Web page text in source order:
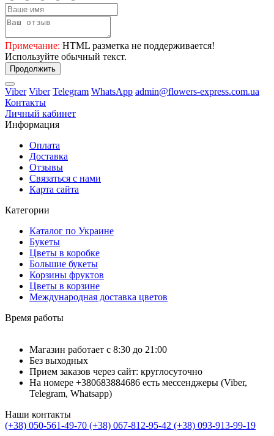
Примечание: HTML разметка не поддерживается!
Используйте обычный текст.
Продолжить
Viber Viber Telegram WhatsApp admin@flowers-express.com.ua
Контакты
Личный кабинет
Информация
Оплата
Доставка
Отзывы
Связаться с нами
Карта сайта
Категории
Каталог по Украине
Букеты
Цветы в коробке
Большие букеты
Корзины фруктов
Цветы в корзине
Международная доставка цветов
Время работы
Магазин работает с 8:30 до 21:00
Без выходных
Прием заказов через сайт: круглосуточно
На номере +380683884686 есть мессенджеры (Viber,
Telegram, Whatsapp)
Наши контакты
(+38) 050-561-49-70 (+38) 067-812-95-42 (+38) 093-913-99-19